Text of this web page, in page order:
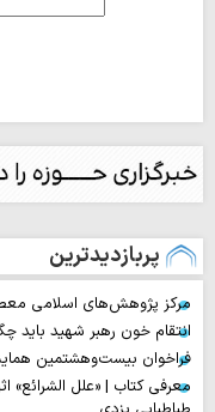
پربازدیدترین
مرکز پژوهش‌های اسلامی
انتقام خون رهبر شهید باید
فراخوان بیست‌وهشتمین
معرفی کتاب | «علل الشرائع»